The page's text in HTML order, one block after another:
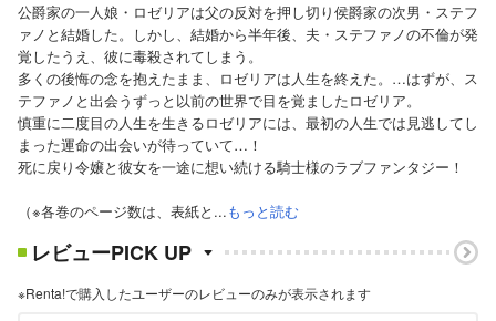
公爵家の一人娘・ロゼリアは父の反対を押し切り侯爵家の次男・ステフ
ァノと結婚した。しかし、結婚から半年後、夫・ステファノの不倫が発
覚したうえ、彼に毒殺されてしまう。
多くの後悔の念を抱えたまま、ロゼリアは人生を終えた。…はずが、ス
テファノと出会うずっと以前の世界で目を覚ましたロゼリア。
慎重に二度目の人生を生きるロゼリアには、最初の人生では見逃してし
まった運命の出会いが待っていて…！
死に戻り令嬢と彼女を一途に想い続ける騎士様のラブファンタジー！
（※各巻のページ数は、表紙と...もっと読む
レビューPICK UP
※Renta!で購入したユーザーのレビューのみが表示されます